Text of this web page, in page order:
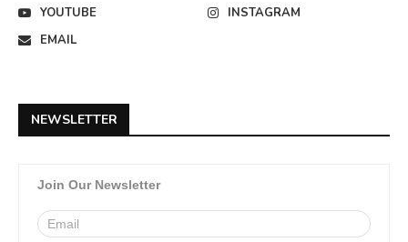
YOUTUBE
INSTAGRAM
EMAIL
NEWSLETTER
Join Our Newsletter